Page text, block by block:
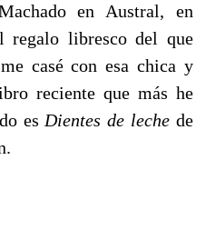
en Austral, en
regalo libresco del que
casé con esa chica y
reciente que más he
es Dientes de leche de